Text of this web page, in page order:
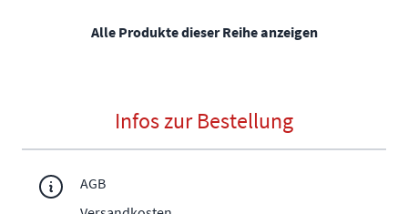
Alle Produkte dieser Reihe anzeigen
Infos zur Bestellung
AGB